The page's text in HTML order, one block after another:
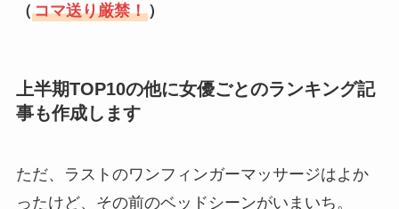
（コマ送り厳禁！）
上半期TOP10の他に女優ごとのランキング記
事も作成します
ただ、ラストのワンフィンガーマッサージはよか
ったけど、その前のベッドシーンがいまいち。